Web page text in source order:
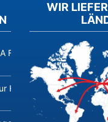
FZS 3200 (Baujahr
Herstellung und
WIR